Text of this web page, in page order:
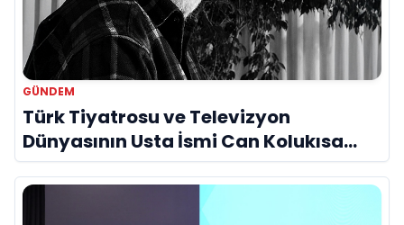
GÜNDEM
Türk Tiyatrosu ve Televizyon
Dünyasının Usta İsmi Can Kolukısa
Hayatını Kaybetti